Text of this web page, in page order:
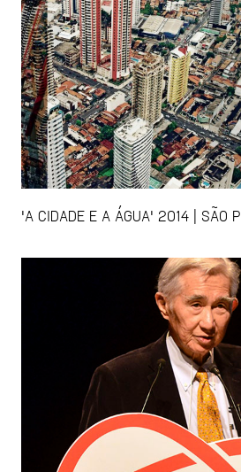
'A CIDADE E A ÁGUA' 2014 | SÃO